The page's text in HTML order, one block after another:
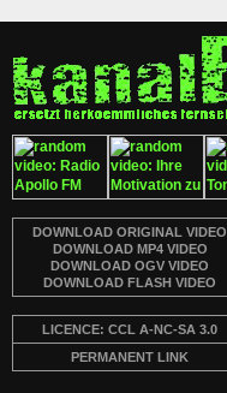
DOWNLOAD ORIGINAL VIDEO
DOWNLOAD MP4 VIDEO
DOWNLOAD OGV VIDEO
DOWNLOAD FLASH VIDEO
LICENCE: CCL A-NC-SA 3.0
PERMANENT LINK